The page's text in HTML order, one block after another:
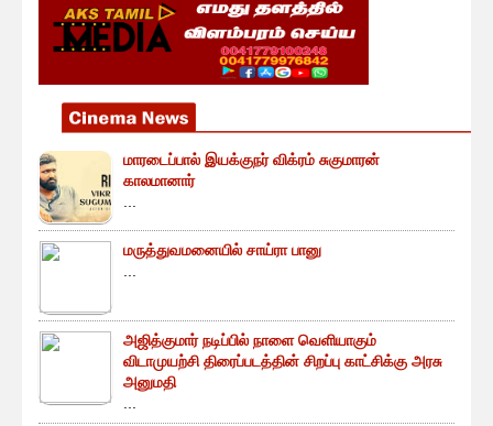
மாரடைப்பால் இயக்குநர் விக்ரம் சுகுமாரன்
காலமானார்
மருத்துவமனையில் சாய்ரா பானு
அஜித்குமார் நடிப்பில் நாளை வெளியாகும்
விடாமுயற்சி திரைப்படத்தின் சிறப்பு காட்சிக்கு அரசு
அனுமதி